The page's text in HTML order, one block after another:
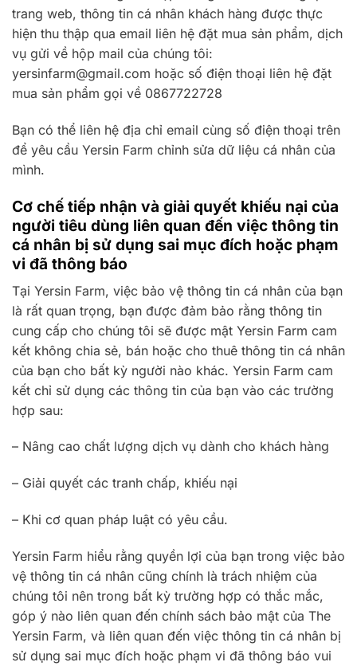
trang web, thông tin cá nhân khách hàng được thực
hiện thu thập qua email liên hệ đặt mua sản phẩm, dịch
vụ gửi về hộp mail của chúng tôi:
yersinfarm@gmail.com hoặc số điện thoại liên hệ đặt
mua sản phẩm gọi về 0867722728
Bạn có thể liên hệ địa chỉ email cùng số điện thoại trên
để yêu cầu Yersin Farm chỉnh sửa dữ liệu cá nhân của
mình.
Cơ chế tiếp nhận và giải quyết khiếu nại của
người tiêu dùng liên quan đến việc thông tin
cá nhân bị sử dụng sai mục đích hoặc phạm
vi đã thông báo
Tại Yersin Farm, việc bảo vệ thông tin cá nhân của bạn
là rất quan trọng, bạn được đảm bảo rằng thông tin
cung cấp cho chúng tôi sẽ được mật Yersin Farm cam
kết không chia sẻ, bán hoặc cho thuê thông tin cá nhân
của bạn cho bất kỳ người nào khác. Yersin Farm cam
kết chỉ sử dụng các thông tin của bạn vào các trường
hợp sau:
– Nâng cao chất lượng dịch vụ dành cho khách hàng
– Giải quyết các tranh chấp, khiếu nại
– Khi cơ quan pháp luật có yêu cầu.
Yersin Farm hiểu rằng quyền lợi của bạn trong việc bảo
vệ thông tin cá nhân cũng chính là trách nhiệm của
chúng tôi nên trong bất kỳ trường hợp có thắc mắc,
góp ý nào liên quan đến chính sách bảo mật của The
Yersin Farm, và liên quan đến việc thông tin cá nhân bị
sử dụng sai mục đích hoặc phạm vi đã thông báo vui